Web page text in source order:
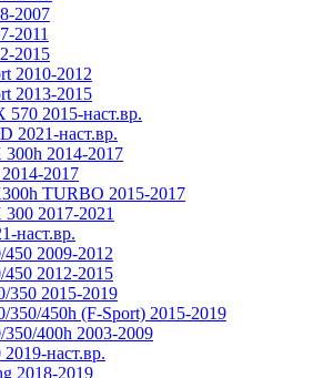
2007
2011
2015
2010-2012
2013-2015
2015-наст.вр.
2021-наст.вр.
2014-2017
2017
TURBO 2015-2017
2017-2021
наст.вр.
2009-2012
2012-2015
350 2015-2019
350/450h (F-Sport) 2015-2019
400h 2003-2009
наст.вр.
2018-2019